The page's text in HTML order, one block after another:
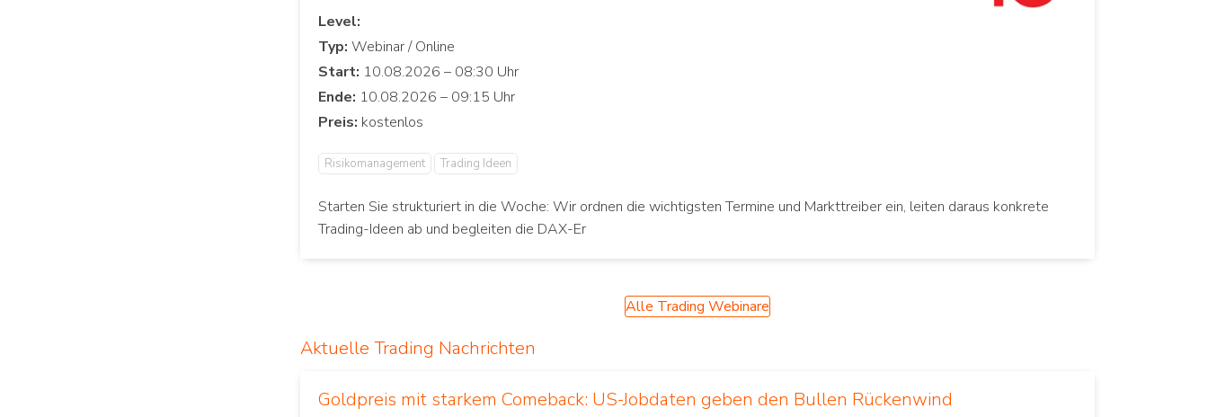
Level:
Typ:
Start:
Ende:
Preis:
Risikomanagement Trading Ideen
Starten Sie strukturiert in die Woche: Wir ordnen die wichtigsten Termine und Markttreiber ein, leiten daraus konkrete
Trading-Ideen ab und begleiten die DAX-Er
Alle Trading Webinare
Aktuelle Trading Nachrichten
Goldpreis mit starkem Comeback: US-Jobdaten geben den Bullen Rückenwind